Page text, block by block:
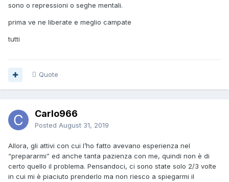
sono o repressioni o seghe mentali.
prima ve ne liberate e meglio campate
tutti
Quote
Carlo966
Posted August 31, 2019
Allora, gli attivi con cui l’ho fatto avevano esperienza nel
“prepararmi” ed anche tanta pazienza con me, quindi non è di
certo quello il problema. Pensandoci, ci sono state solo 2/3 volte
in cui mi è piaciuto prenderlo ma non riesco a spiegarmi il